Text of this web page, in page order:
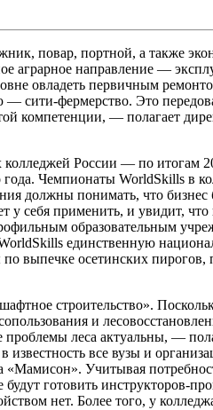
повар, портной, а также
аграрное направление —
овладеть первичным
сити-фермерство. Это
компетенции, — полагает
России — по итогам
Чемпионаты WorldSkills в
должны понимать, что бизнес
у себя применить, и увидит,
образовательным
единственную
выпечке осетинских
строительство».
и
проблемы леса актуальны, —
известность все вузы и
«Мамисон». Учитывая
готовить инструкторов-
нет. Более того, у